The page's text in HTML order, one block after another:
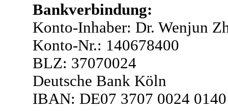
Bankverbindung:
Konto-Inhaber: Dr. Wenjun
Konto-Nr.: 140678400
BLZ: 37070024
Deutsche Bank Köln
IBAN: DE07 3707 0024